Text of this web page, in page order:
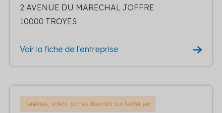
2 AVENUE DU MARECHAL JOFFRE
10000 TROYES
Voir la fiche de l'entreprise
Fenêtres, volets, portes donnant sur l'exterieur